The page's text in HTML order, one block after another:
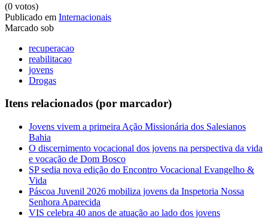
(0 votos)
Publicado em Internacionais
Marcado sob
recuperacao
reabilitacao
jovens
Drogas
Itens relacionados (por marcador)
Jovens vivem a primeira Ação Missionária dos Salesianos
Bahia
O discernimento vocacional dos jovens na perspectiva da vida
e vocação de Dom Bosco
SP sedia nova edição do Encontro Vocacional Evangelho &
Vida
Páscoa Juvenil 2026 mobiliza jovens da Inspetoria Nossa
Senhora Aparecida
VIS celebra 40 anos de atuação ao lado dos jovens